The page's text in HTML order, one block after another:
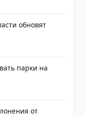
обновят
парки на
от